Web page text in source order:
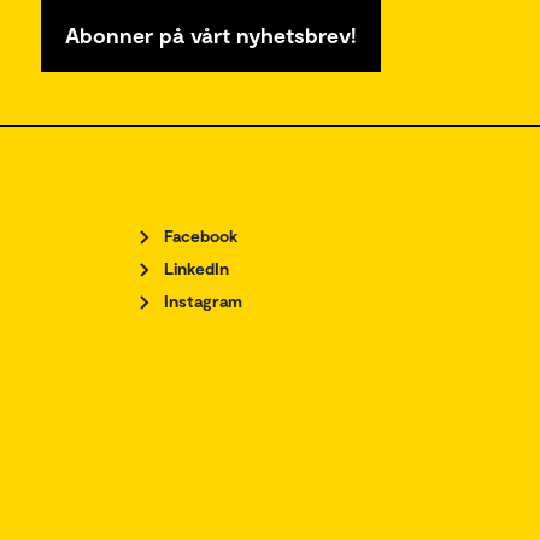
Abonner på vårt nyhetsbrev!
Facebook
LinkedIn
Instagram